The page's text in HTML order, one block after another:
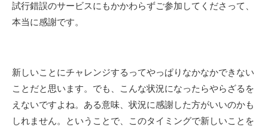
試行錯誤のサービスにもかかわらずご参加してくださって、
本当に感謝です。
新しいことにチャレンジするってやっぱりなかなかできない
ことだと思います。でも、こんな状況になったらやらざるを
えないですよね。ある意味、状況に感謝した方がいいのかも
しれません。ということで、このタイミングで新しいことを